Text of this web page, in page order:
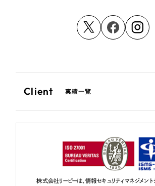
Client 実績一覧
株式会社リーピーは、情報セキュリティマネジメント